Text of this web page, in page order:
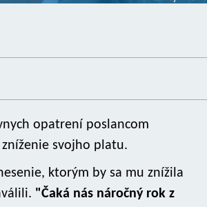
opatrení poslancom
svojho platu.
ktorým by sa mu znížila
"Čaká nás náročný rok z